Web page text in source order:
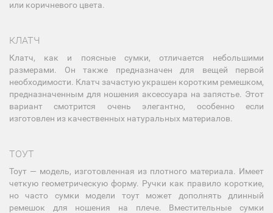
или коричневого цвета.
КЛАТЧ
Клатч, как и поясные сумки, отличается небольшими
размерами. Он также предназначен для вещей первой
необходимости. Клатч зачастую украшен коротким ремешком,
предназначенным для ношения аксессуара на запястье. Этот
вариант смотрится очень элегантно, особенно если
изготовлен из качественных натуральных материалов.
ТОУТ
Тоут — модель, изготовленная из плотного материала. Имеет
четкую геометрическую форму. Ручки как правило короткие,
но часто сумки модели тоут может дополнять длинный
ремешок для ношения на плече. Вместительные сумки